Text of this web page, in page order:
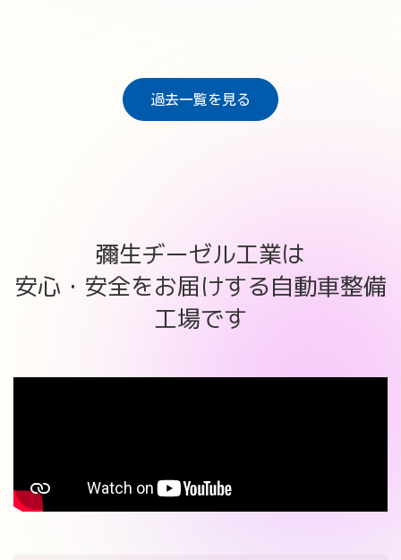
過去一覧を見る
彌生ヂーゼル工業は
安心・安全をお届けする自動車整備
工場です